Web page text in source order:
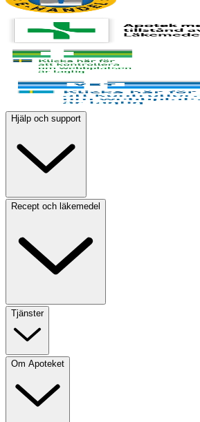
Hjälp och support
Recept och läkemedel
Tjänster
Om Apoteket